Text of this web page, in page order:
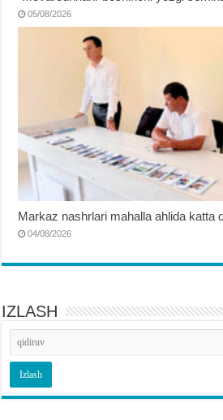
05/08/2026
Markaz nashrlari mahalla ahlida katta
04/08/2026
IZLASH